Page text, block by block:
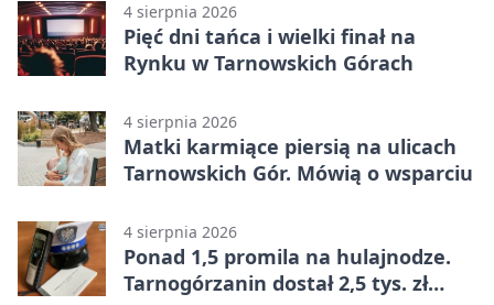
4 sierpnia 2026
Pięć dni tańca i wielki finał na
Rynku w Tarnowskich Górach
4 sierpnia 2026
Matki karmiące piersią na ulicach
Tarnowskich Gór. Mówią o wsparciu
4 sierpnia 2026
Ponad 1,5 promila na hulajnodze.
Tarnogórzanin dostał 2,5 tys. zł